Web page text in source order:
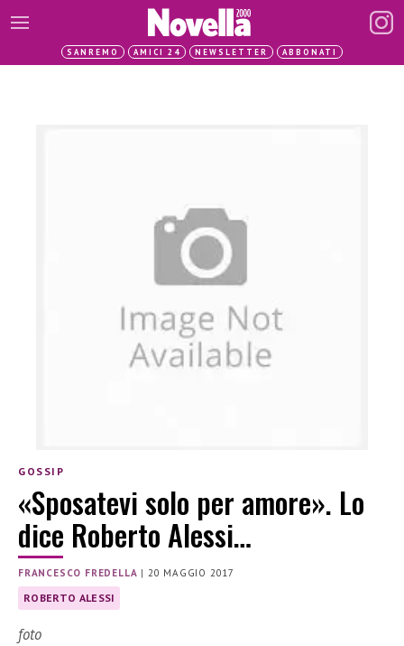
SANREMO AMICI 24 NEWSLETTER ABBONATI
GOSSIP
«Sposatevi solo per amore». Lo
dice Roberto Alessi…
FRANCESCO FREDELLA | 20 MAGGIO 2017
ROBERTO ALESSI
foto